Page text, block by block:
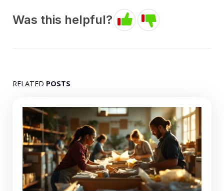
Was this helpful?
RELATED POSTS